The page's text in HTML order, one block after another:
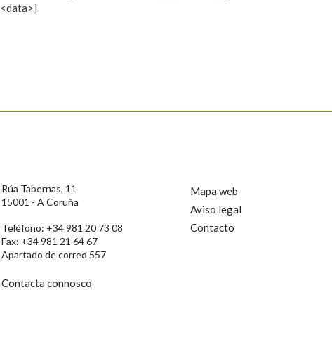
Propoño mellorar a definición
Rúa Tabernas, 11
15001 - A Coruña
Teléfono: +34 981 20 73 08
Fax: +34 981 21 64 67
Apartado de correo 557
Contacta connosco
Mapa web
Aviso legal
Contacto